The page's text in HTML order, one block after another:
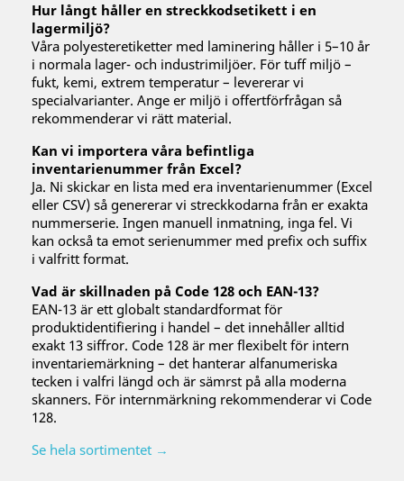
Hur långt håller en streckkodsetikett i en
lagermiljö?
Våra polyesteretiketter med laminering håller i 5–10 år
i normala lager- och industrimiljöer. För tuff miljö –
fukt, kemi, extrem temperatur – levererar vi
specialvarianter. Ange er miljö i offertförfrågan så
rekommenderar vi rätt material.
Kan vi importera våra befintliga
inventarienummer från Excel?
Ja. Ni skickar en lista med era inventarienummer (Excel
eller CSV) så genererar vi streckkodarna från er exakta
nummerserie. Ingen manuell inmatning, inga fel. Vi
kan också ta emot serienummer med prefix och suffix
i valfritt format.
Vad är skillnaden på Code 128 och EAN-13?
EAN-13 är ett globalt standardformat för
produktidentifiering i handel – det innehåller alltid
exakt 13 siffror. Code 128 är mer flexibelt för intern
inventariemärkning – det hanterar alfanumeriska
tecken i valfri längd och är sämrst på alla moderna
skanners. För internmärkning rekommenderar vi Code
128.
Se hela sortimentet →